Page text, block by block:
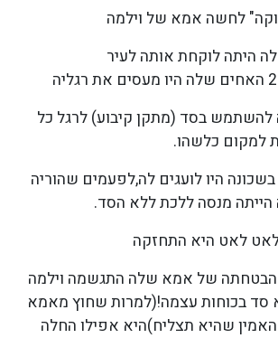
לחשה אמא של וילמה
היתה לוקחת אותה לעיר
להשתמש בסד (מתקן קיבוע) לרגל כל
למקום כלשהו.
היו לועגים לה,לפעמים שהוריה
הייתה מנסה ללכת ללא הסד.
לאט היא התחזקה
כאשר היתה בת 9 הבטחתה של אמא שלה התגשמה וילמה
סד בכוחות עצמה!(למרות שחוץ מאמא
שהיא תצליח)היא אפילו החלה